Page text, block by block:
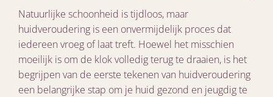
Natuurlijke schoonheid is tijdloos, maar
huidveroudering is een onvermijdelijk proces dat
iedereen vroeg of laat treft. Hoewel het misschien
moeilijk is om de klok volledig terug te draaien, is het
begrijpen van de eerste tekenen van huidveroudering
een belangrijke stap om je huid gezond en jeugdig te